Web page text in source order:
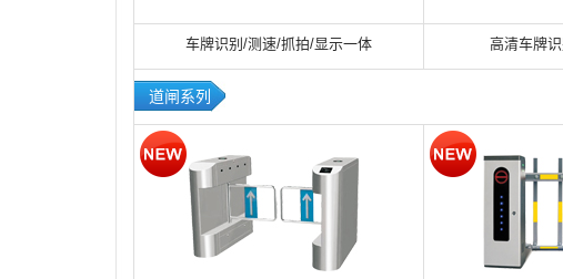
车牌识别/测速/抓拍/显示一体 高清车牌
道闸系列